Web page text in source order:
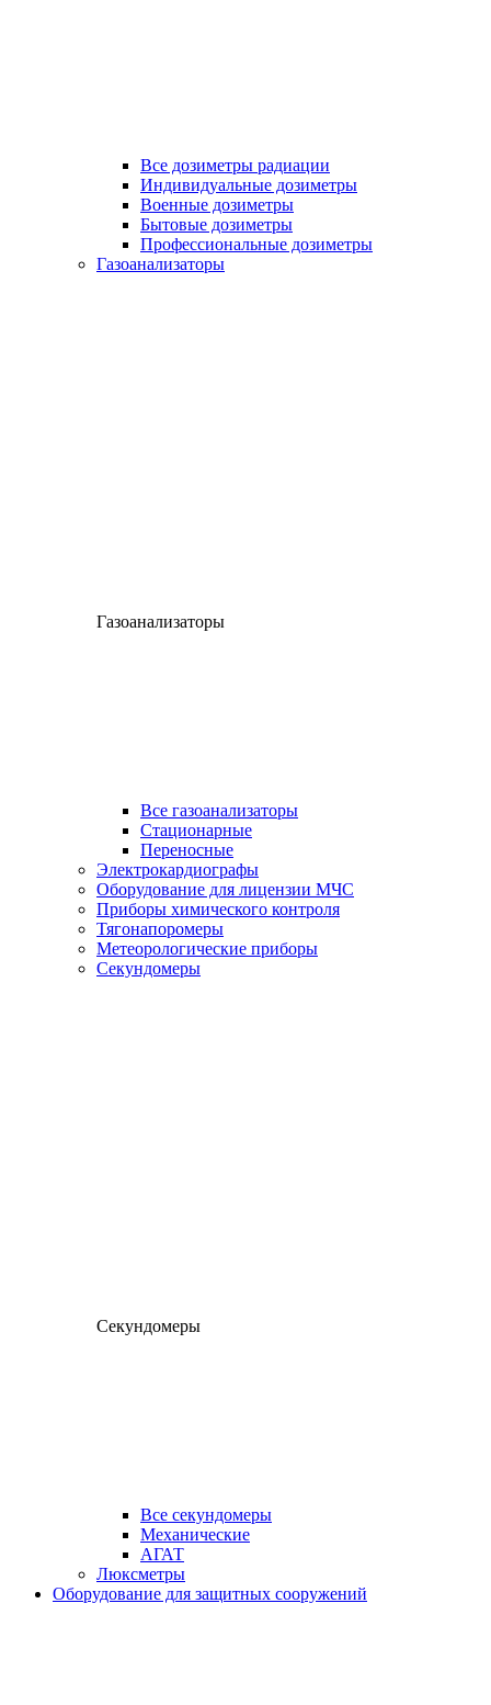
Все дозиметры радиации
Индивидуальные дозиметры
Военные дозиметры
Бытовые дозиметры
Профессиональные дозиметры
Газоанализаторы
Газоанализаторы
Все газоанализаторы
Cтационарные
Переносные
Электрокардиографы
Оборудование для лицензии МЧС
Приборы химического контроля
Тягонапоромеры
Метеорологические приборы
Секундомеры
Секундомеры
Все секундомеры
Механические
АГАТ
Люксметры
Оборудование для защитных сооружений